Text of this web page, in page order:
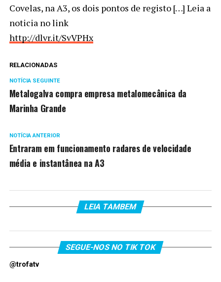
Covelas, na A3, os dois pontos de registo […] Leia a
noticia no link
http://dlvr.it/SvVPHx
RELACIONADAS
NOTÍCIA SEGUINTE
Metalogalva compra empresa metalomecânica da
Marinha Grande
NOTÍCIA ANTERIOR
Entraram em funcionamento radares de velocidade
média e instantânea na A3
LEIA TAMBEM
SEGUE-NOS NO TIK TOK
@trofatv